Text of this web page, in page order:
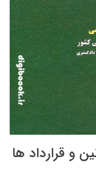
و قرارداد ها